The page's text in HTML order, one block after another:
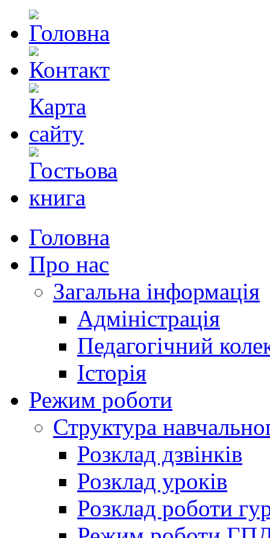
Головна
Про нас
Загальна інформація
Адміністрація
Педагогічний
Історія
Режим роботи
Структура
Розклад дзвінків
Розклад уроків
Розклад роботи